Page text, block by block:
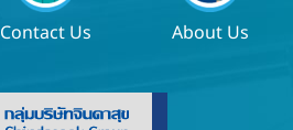
Contact Us About Us